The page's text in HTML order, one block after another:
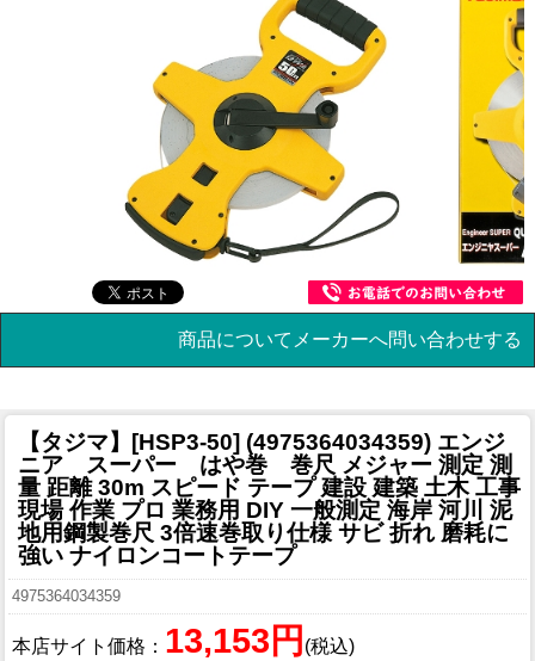
商品についてメーカーへ問い合わせする
【タジマ】[HSP3-50] (4975364034359) エンジ
ニア スーパー はや巻 巻尺 メジャー 測定 測
量 距離 30m スピード テープ 建設 建築 土木 工事
現場 作業 プロ 業務用 DIY 一般測定 海岸 河川 泥
地用鋼製巻尺 3倍速巻取り仕様 サビ 折れ 磨耗に
強い ナイロンコートテープ
4975364034359
本店サイト価格： 13,153円 (税込)